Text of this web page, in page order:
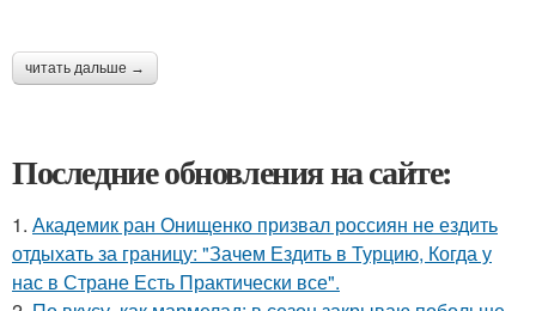
читать дальше →
Последние обновления на сайте:
1. Академик ран Онищенко призвал россиян не ездить
отдыхать за границу: "Зачем Ездить в Турцию, Когда у
нас в Стране Есть Практически все".